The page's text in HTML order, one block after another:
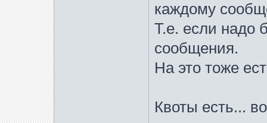
каждому
Т.е. если надо
сообщения.
На это тоже
Квоты есть...